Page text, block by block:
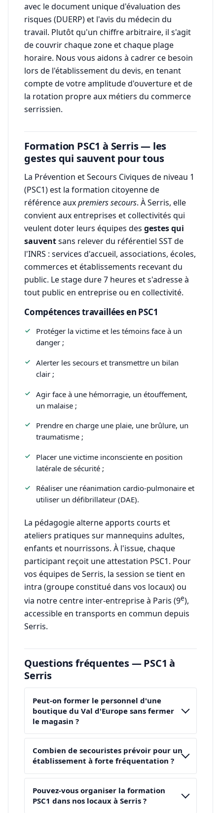
avec le document unique d'évaluation des
risques (DUERP) et l'avis du médecin du
travail. Plutôt qu'un chiffre arbitraire, il s'agit
de couvrir chaque zone et chaque plage
horaire. Nous vous aidons à cadrer ce besoin
lors de l'établissement du devis, en tenant
compte de votre amplitude d'ouverture et de
la rotation propre aux métiers du commerce
serrissien.
Formation PSC1 à Serris — les
gestes qui sauvent pour tous
La Prévention et Secours Civiques de niveau 1
(PSC1) est la formation citoyenne de
référence auxpremiers secours. À Serris, elle
convient aux entreprises et collectivités qui
veulent doter leurs équipes des gestes qui
sauventsans relever du référentiel SST de
l'INRS : services d'accueil, associations, écoles,
commerces et établissements recevant du
public. Le stage dure 7 heures et s'adresse à
tout public en entreprise ou en collectivité.
Compétences travaillées en PSC1
Protéger la victime et les témoins face à un
danger ;
Alerter les secours et transmettre un bilan
clair ;
Agir face à une hémorragie, un étouffement,
un malaise ;
Prendre en charge une plaie, une brûlure, un
traumatisme ;
Placer une victime inconsciente en position
latérale de sécurité ;
Réaliser une réanimation cardio-pulmonaire et
utiliser un défibrillateur (DAE).
La pédagogie alterne apports courts et
ateliers pratiques sur mannequins adultes,
enfants et nourrissons. À l'issue, chaque
participant reçoit une attestation PSC1. Pour
vos équipes de Serris, la session se tient en
intra (groupe constitué dans vos locaux) ou
via notre centre inter-entreprise à Paris (9e),
accessible en transports en commun depuis
Serris.
Questions fréquentes — PSC1 à
Serris
Peut-on former le personnel d'une
boutique du Val d'Europe sans fermer
le magasin ?
Combien de secouristes prévoir pour un
établissement à forte fréquentation ?
Pouvez-vous organiser la formation
PSC1 dans nos locaux à Serris ?